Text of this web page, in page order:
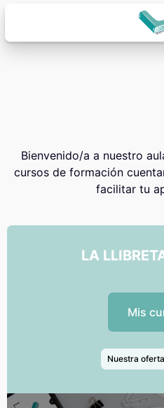
Bienvenido/a a nuestro
cursos de formación
facilitar tu
LA
Mis
Nuestra